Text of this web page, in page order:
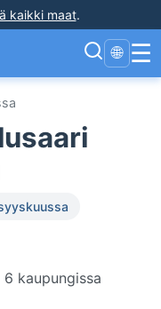
kaikki maat.
🌐 ☰
kaupungissa